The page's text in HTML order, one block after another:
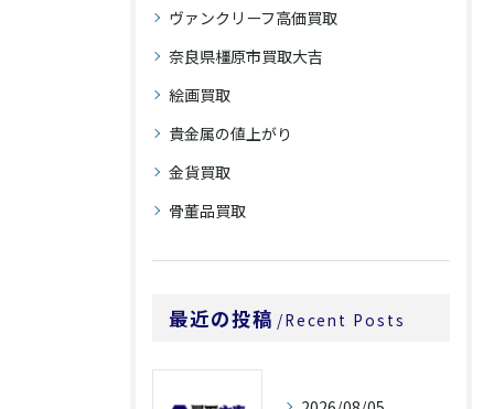
ヴァンクリーフ高価買取
奈良県橿原市買取大吉
絵画買取
貴金属の値上がり
金貨買取
骨董品買取
最近の投稿 Recent Posts